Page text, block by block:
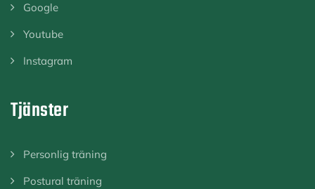
Google
Youtube
Instagram
Tjänster
Personlig träning
Postural träning